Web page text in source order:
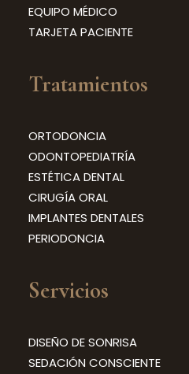
EQUIPO MÉDICO
TARJETA PACIENTE
Tratamientos
ORTODONCIA
ODONTOPEDIATRÍA
ESTÉTICA DENTAL
CIRUGÍA ORAL
IMPLANTES DENTALES
PERIODONCIA
Servicios
DISEÑO DE SONRISA
SEDACIÓN CONSCIENTE